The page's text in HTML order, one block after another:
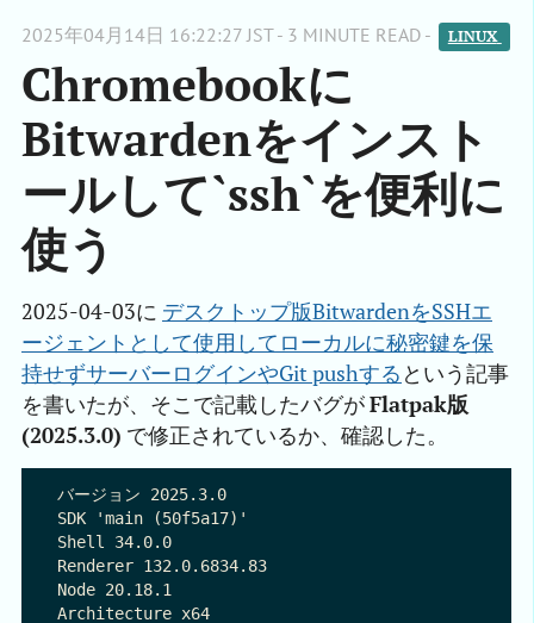
2025年04月14日 16:22:27 JST - 3 MINUTE READ - LINUX
Chromebookに
Bitwardenをインスト
ールして`ssh`を便利に
使う
2025-04-03に デスクトップ版BitwardenをSSHエ
ージェントとして使用してローカルに秘密鍵を保
持せずサーバーログインやGit pushする という記事
を書いたが、そこで記載したバグがFlatpak版
(2025.3.0) で修正されているか、確認した。
バージョン 2025.3.0
SDK 'main (50f5a17)'
Shell 34.0.0
Renderer 132.0.6834.83
Node 20.18.1